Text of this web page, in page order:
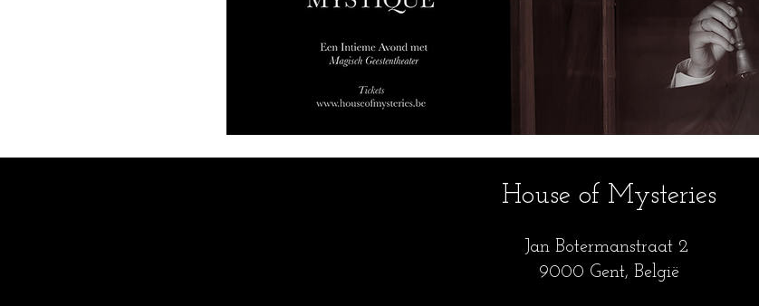
House of Mysteries
Jan Botermanstraat 2
9000 Gent, België